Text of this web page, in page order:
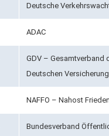
Deutsche
ADAC
GDV – Gesamtverband
Deutschen
NAFFO – Nahost
Bundesverband